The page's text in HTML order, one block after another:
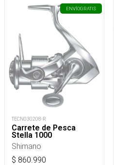
ENVÍOGRATIS
TECN030208-R
Carrete de Pesca
Stella 1000
Shimano
$ 860.990